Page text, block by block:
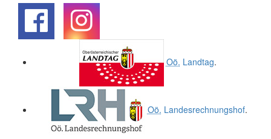
Oö. Landtag.
Oö. Landesrechnungshof.